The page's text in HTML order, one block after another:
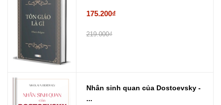
175.200₫
219.000₫
Nhân sinh quan của Dostoevsky -
...